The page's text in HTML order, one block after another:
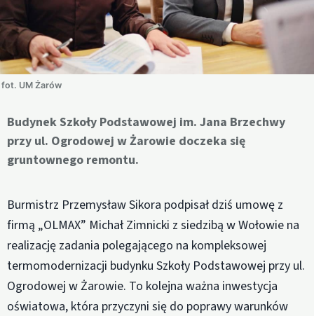
fot. UM Żarów
Budynek Szkoły Podstawowej im. Jana Brzechwy
przy ul. Ogrodowej w Żarowie doczeka się
gruntownego remontu.
Burmistrz Przemysław Sikora podpisał dziś umowę z
firmą „OLMAX” Michał Zimnicki z siedzibą w Wołowie na
realizację zadania polegającego na kompleksowej
termomodernizacji budynku Szkoły Podstawowej przy ul.
Ogrodowej w Żarowie. To kolejna ważna inwestycja
oświatowa, która przyczyni się do poprawy warunków